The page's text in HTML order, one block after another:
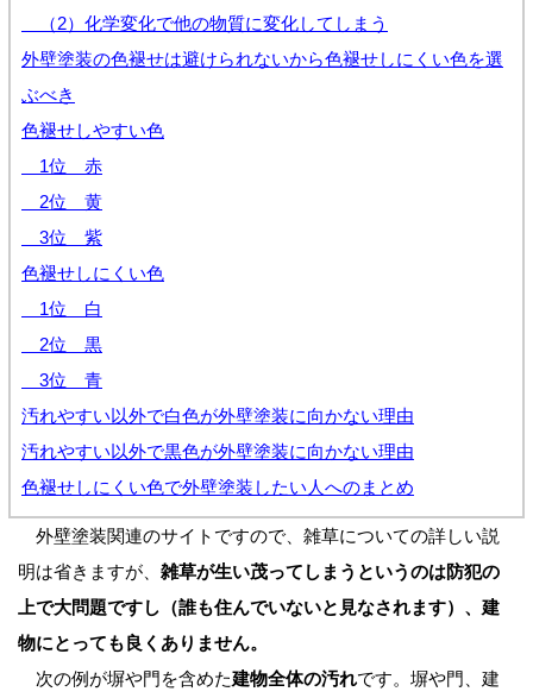
（2）化学変化で他の物質に変化してしまう
外壁塗装の色褪せは避けられないから色褪せしにくい色を選
ぶべき
色褪せしやすい色
1位 赤
2位 黄
3位 紫
色褪せしにくい色
1位 白
2位 黒
3位 青
汚れやすい以外で白色が外壁塗装に向かない理由
汚れやすい以外で黒色が外壁塗装に向かない理由
色褪せしにくい色で外壁塗装したい人へのまとめ
外壁塗装関連のサイトですので、雑草についての詳しい説
明は省きますが、 雑草が生い茂ってしまうというのは防犯の
上で大問題ですし（誰も住んでいないと見なされます）、建
物にとっても良くありません。
次の例が塀や門を含めた建物全体の汚れです。塀や門、建